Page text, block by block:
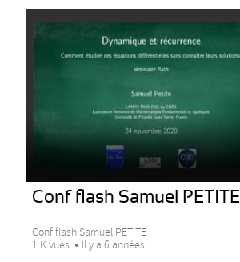
Conf flash Samuel PETITE
Conf flash Samuel PETITE
1 K vues
Il y a 6 années